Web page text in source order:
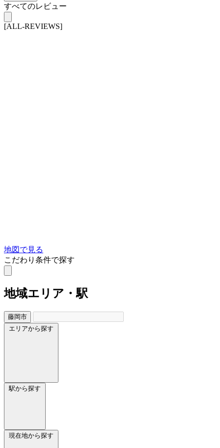
すべてのレビュー
[ALL-REVIEWS]
地図で見る
こだわり条件で探す
地域エリア・駅
藤岡市
エリアから探す
駅から探す
現在地から探す